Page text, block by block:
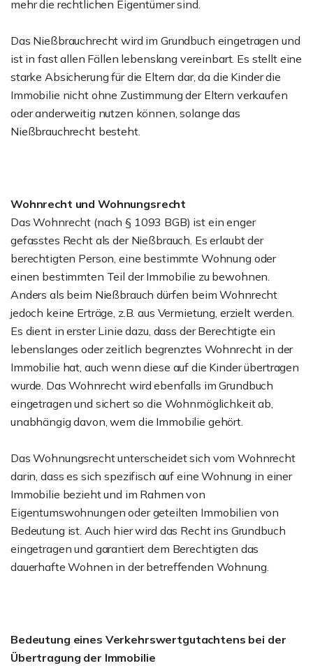
mehr die rechtlichen Eigentümer sind.
Das Nießbrauchrecht wird im Grundbuch eingetragen und
ist in fast allen Fällen lebenslang vereinbart. Es stellt eine
starke Absicherung für die Eltern dar, da die Kinder die
Immobilie nicht ohne Zustimmung der Eltern verkaufen
oder anderweitig nutzen können, solange das
Nießbrauchrecht besteht.
Wohnrecht und Wohnungsrecht
Das Wohnrecht (nach § 1093 BGB) ist ein enger
gefasstes Recht als der Nießbrauch. Es erlaubt der
berechtigten Person, eine bestimmte Wohnung oder
einen bestimmten Teil der Immobilie zu bewohnen.
Anders als beim Nießbrauch dürfen beim Wohnrecht
jedoch keine Erträge, z.B. aus Vermietung, erzielt werden.
Es dient in erster Linie dazu, dass der Berechtigte ein
lebenslanges oder zeitlich begrenztes Wohnrecht in der
Immobilie hat, auch wenn diese auf die Kinder übertragen
wurde. Das Wohnrecht wird ebenfalls im Grundbuch
eingetragen und sichert so die Wohnmöglichkeit ab,
unabhängig davon, wem die Immobilie gehört.
Das Wohnungsrecht unterscheidet sich vom Wohnrecht
darin, dass es sich spezifisch auf eine Wohnung in einer
Immobilie bezieht und im Rahmen von
Eigentumswohnungen oder geteilten Immobilien von
Bedeutung ist. Auch hier wird das Recht ins Grundbuch
eingetragen und garantiert dem Berechtigten das
dauerhafte Wohnen in der betreffenden Wohnung.
Bedeutung eines Verkehrswertgutachtens bei der
Übertragung der Immobilie